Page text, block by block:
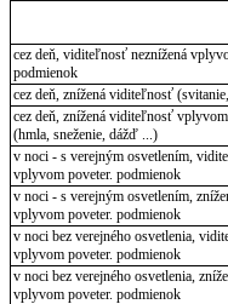
cez deň, viditeľnosť neznížená
podmienok
cez deň, znížená viditeľnosť
cez deň, znížená viditeľnosť
(hmla, sneženie, dážď ...)
v noci - s verejným osvetlením,
vplyvom poveter. podmienok
v noci - s verejným osvetlením,
vplyvom poveter. podmienok
v noci bez verejného osvetlenia,
vplyvom poveter. podmienok
v noci bez verejného osvetlenia,
vplyvom poveter. podmienok